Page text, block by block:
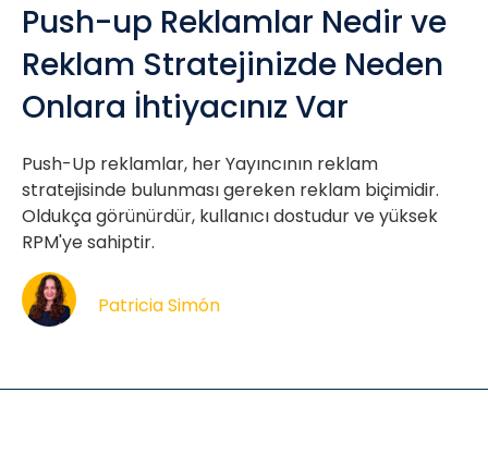
Push-up Reklamlar Nedir ve
Reklam Stratejinizde Neden
Onlara İhtiyacınız Var
Push-Up reklamlar, her Yayıncının reklam
stratejisinde bulunması gereken reklam biçimidir.
Oldukça görünürdür, kullanıcı dostudur ve yüksek
RPM'ye sahiptir.
Patricia Simón